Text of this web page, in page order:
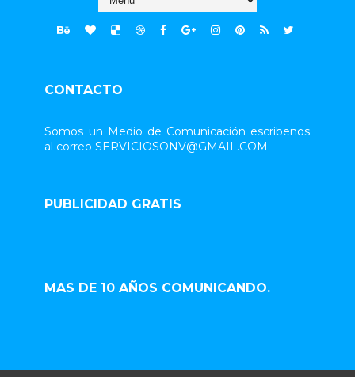
CONTACTO
Somos un Medio de Comunicación escribenos
al correo SERVICIOSONV@GMAIL.COM
PUBLICIDAD GRATIS
MAS DE 10 AÑOS COMUNICANDO.